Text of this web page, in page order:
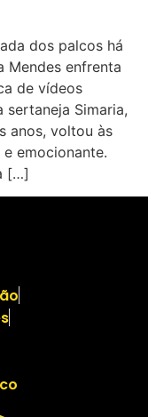
dos palcos há
Mendes enfrenta
de vídeos
sertaneja Simaria,
anos, voltou às
emocionante.
[…]